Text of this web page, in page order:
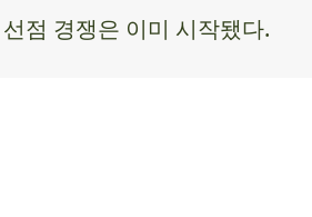
점 경쟁은 이미 시작됐다.